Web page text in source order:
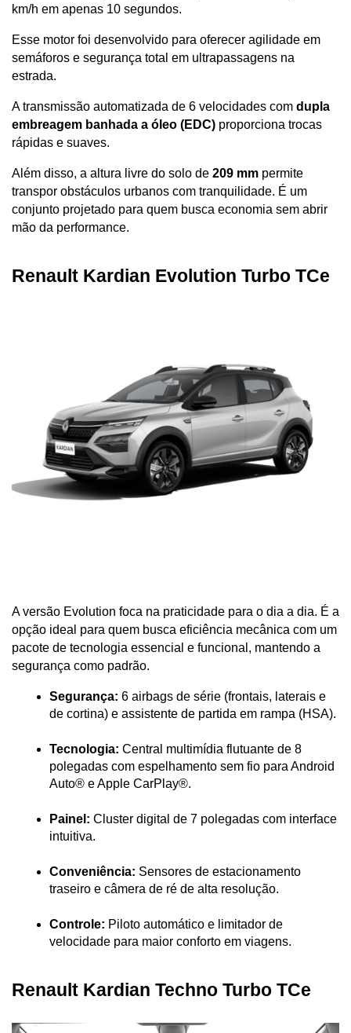
km/h em apenas 10 segundos.
Esse motor foi desenvolvido para oferecer agilidade em
semáforos e segurança total em ultrapassagens na
estrada.
A transmissão automatizada de 6 velocidades com dupla
embreagem banhada a óleo (EDC) proporciona trocas
rápidas e suaves.
Além disso, a altura livre do solo de 209 mm permite
transpor obstáculos urbanos com tranquilidade. É um
conjunto projetado para quem busca economia sem abrir
mão da performance.
Renault Kardian Evolution Turbo TCe
A versão Evolution foca na praticidade para o dia a dia. É a
opção ideal para quem busca eficiência mecânica com um
pacote de tecnologia essencial e funcional, mantendo a
segurança como padrão.
Segurança: 6 airbags de série (frontais, laterais e
de cortina) e assistente de partida em rampa (HSA).
Tecnologia: Central multimídia flutuante de 8
polegadas com espelhamento sem fio para Android
Auto® e Apple CarPlay®.
Painel: Cluster digital de 7 polegadas com interface
intuitiva.
Conveniência: Sensores de estacionamento
traseiro e câmera de ré de alta resolução.
Controle: Piloto automático e limitador de
velocidade para maior conforto em viagens.
Renault Kardian Techno Turbo TCe